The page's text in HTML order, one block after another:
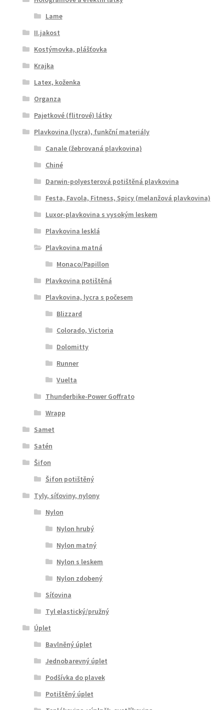
Lame
II.jakost
Kostýmovka, plášťovka
Krajka
Latex, koženka
Organza
Pajetkové (flitrové) látky
Plavkovina (lycra), funkční materiály
Canale (žebrovaná plavkovina)
Chiné
Darwin-polyesterová potištěná plavkovina
Festa, Favola, Fitness, Spicy (melanžová plavkovina)
Luxor-plavkovina s vysokým leskem
Plavkovina lesklá
Plavkovina matná
Monaco/Papillon
Plavkovina potištěná
Plavkovina, lycra s počesem
Blizzard
Colorado, Victoria
Dolomitty
Runner
Vuelta
Thunderbike-Power Goffrato
Wrapp
Samet
Satén
Šifon
Šifon potištěný
Tyly, síťoviny, nylony
Nylon
Nylon hrubý
Nylon matný
Nylon s leskem
Nylon zdobený
Síťovina
Tyl elastický/pružný
Úplet
Bavlněný úplet
Jednobarevný úplet
Podšívka do plavek
Potištěný úplet